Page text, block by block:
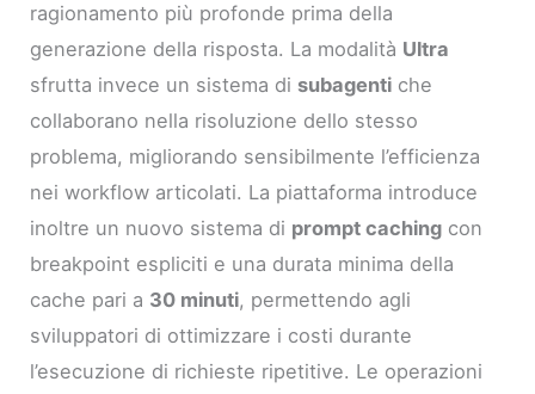
ragionamento più profonde prima della
generazione della risposta. La modalità Ultra
sfrutta invece un sistema di subagenti che
collaborano nella risoluzione dello stesso
problema, migliorando sensibilmente l’efficienza
nei workflow articolati. La piattaforma introduce
inoltre un nuovo sistema di prompt caching con
breakpoint espliciti e una durata minima della
cache pari a 30 minuti, permettendo agli
sviluppatori di ottimizzare i costi durante
l’esecuzione di richieste ripetitive. Le operazioni